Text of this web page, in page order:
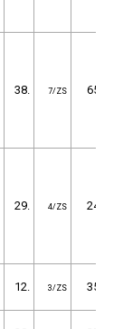
38. 7/ZS 65.65
29. 4/ZS 24.40
12. 3/ZS 35.13